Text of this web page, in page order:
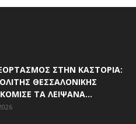
ΣΤΗΝ ΚΑΣΤΟΡΙΆ:
ΘΕΣΣΑΛΟΝΊΚΗΣ
ΤΑ ΛΕΊΨΑΝΑ...